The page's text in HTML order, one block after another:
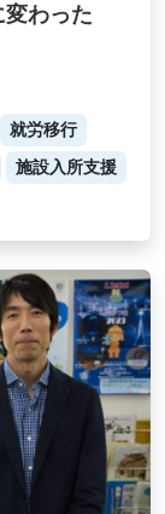
変わった
就労移行
施設入所支援